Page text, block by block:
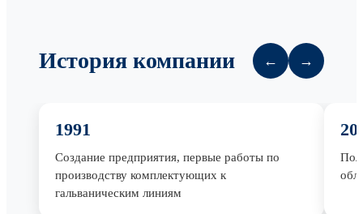
История компании ← →
1991
Создание предприятия, первые работы по
производству комплектующих к
гальваническим линиям